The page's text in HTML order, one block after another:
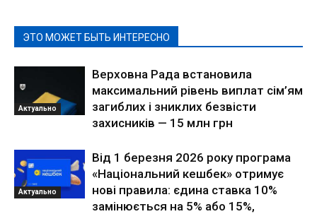
ЭТО МОЖЕТ БЫТЬ ИНТЕРЕСНО
Актуально
Верховна Рада встановила
максимальний рівень виплат сім’ям
загиблих і зниклих безвісти
захисників — 15 млн грн
Актуально
Від 1 березня 2026 року програма
«Національний кешбек» отримує
нові правила: єдина ставка 10%
замінюється на 5% або 15%,